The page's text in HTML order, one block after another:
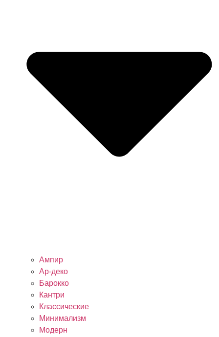
Ампир
Ар-деко
Барокко
Кантри
Классические
Минимализм
Модерн